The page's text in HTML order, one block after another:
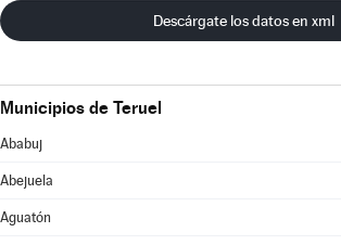
Descárgate los datos en xml
Municipios de Teruel
Ababuj
Abejuela
Aguatón